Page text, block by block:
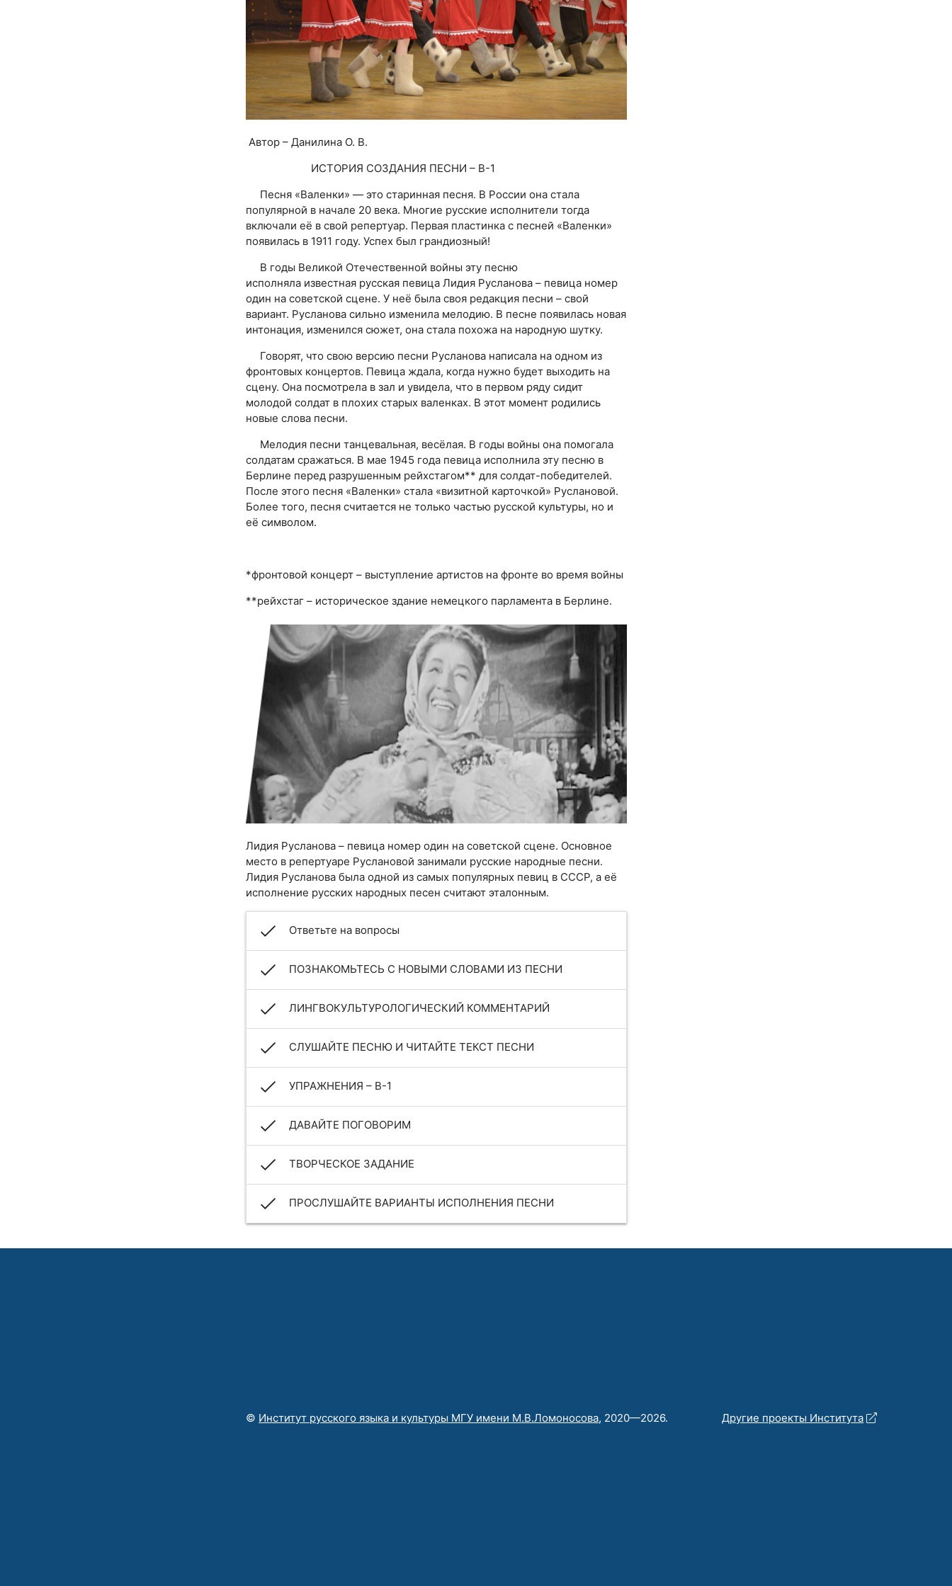
Автор – Данилина О. В.
ИСТОРИЯ СОЗДАНИЯ ПЕСНИ – В-1
Песня «Валенки» — это старинная песня. В России она стала
популярной в начале 20 века. Многие русские исполнители тогда
включали её в свой репертуар. Первая пластинка с песней «Валенки»
появилась в 1911 году. Успех был грандиозный!
В годы Великой Отечественной войны эту песню
исполняла известная русская певица Лидия Русланова – певица номер
один на советской сцене. У неё была своя редакция песни – свой
вариант. Русланова сильно изменила мелодию. В песне появилась новая
интонация, изменился сюжет, она стала похожа на народную шутку.
Говорят, что свою версию песни Русланова написала на одном из
фронтовых концертов. Певица ждала, когда нужно будет выходить на
сцену. Она посмотрела в зал и увидела, что в первом ряду сидит
молодой солдат в плохих старых валенках. В этот момент родились
новые слова песни.
Мелодия песни танцевальная, весёлая. В годы войны она помогала
солдатам сражаться. В мае 1945 года певица исполнила эту песню в
Берлине перед разрушенным рейхстагом** для солдат-победителей.
После этого песня «Валенки» стала «визитной карточкой» Руслановой.
Более того, песня считается не только частью русской культуры, но и
её символом.
*фронтовой концерт – выступление артистов на фронте во время войны
**рейхстаг – историческое здание немецкого парламента в Берлине.
Лидия Русланова – певица номер один на советской сцене. Основное
место в репертуаре Руслановой занимали русские народные песни.
Лидия Русланова была одной из самых популярных певиц в СССР, а её
исполнение русских народных песен считают эталонным.
Ответьте на вопросы
ПОЗНАКОМЬТЕСЬ С НОВЫМИ СЛОВАМИ ИЗ ПЕСНИ
ЛИНГВОКУЛЬТУРОЛОГИЧЕСКИЙ КОММЕНТАРИЙ
СЛУШАЙТЕ ПЕСНЮ И ЧИТАЙТЕ ТЕКСТ ПЕСНИ
УПРАЖНЕНИЯ – В-1
ДАВАЙТЕ ПОГОВОРИМ
ТВОРЧЕСКОЕ ЗАДАНИЕ
ПРОСЛУШАЙТЕ ВАРИАНТЫ ИСПОЛНЕНИЯ ПЕСНИ
Другие проекты Института
© Институт русского языка и культуры МГУ имени М.В.Ломоносова, 2020—2026.